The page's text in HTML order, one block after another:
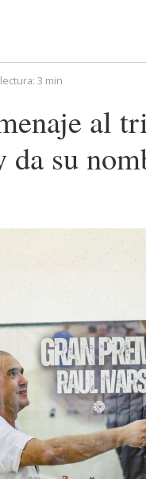
3 min
al
da su